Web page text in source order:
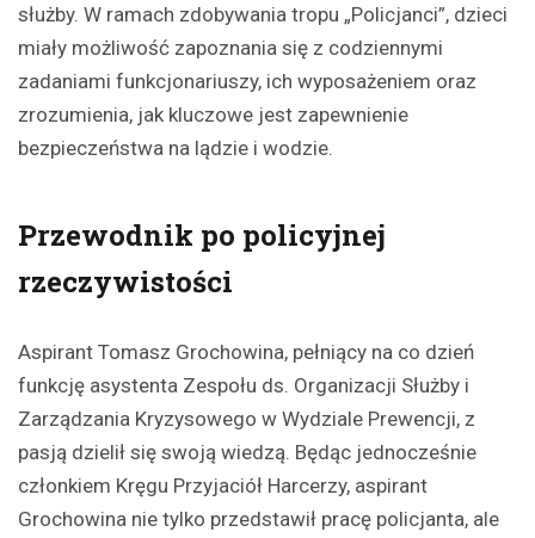
służby. W ramach zdobywania tropu „Policjanci”, dzieci
miały możliwość zapoznania się z codziennymi
zadaniami funkcjonariuszy, ich wyposażeniem oraz
zrozumienia, jak kluczowe jest zapewnienie
bezpieczeństwa na lądzie i wodzie.
Przewodnik po policyjnej
rzeczywistości
Aspirant Tomasz Grochowina, pełniący na co dzień
funkcję asystenta Zespołu ds. Organizacji Służby i
Zarządzania Kryzysowego w Wydziale Prewencji, z
pasją dzielił się swoją wiedzą. Będąc jednocześnie
członkiem Kręgu Przyjaciół Harcerzy, aspirant
Grochowina nie tylko przedstawił pracę policjanta, ale